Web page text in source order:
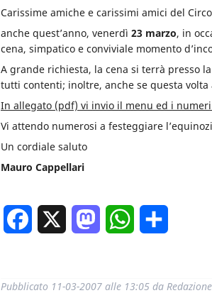
Carissime amiche e carissimi amici del
anche quest’anno, venerdì 23 marzo, in
cena, simpatico e conviviale momento
A grande richiesta, la cena si terrà presso
tutti contenti; inoltre, anche se questa
In allegato (pdf) vi invio il menu ed i
Vi attendo numerosi a festeggiare
Un cordiale saluto
Mauro Cappellari
Facebook MastodonWhatsApp
Pubblicato 11-03-2007 alle 13:05 da